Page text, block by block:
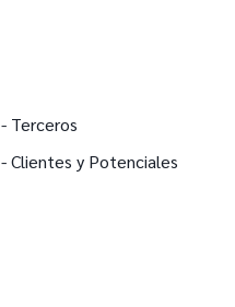
Terceros
Clientes y Potenciales